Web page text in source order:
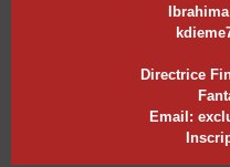
Directrice
Email: